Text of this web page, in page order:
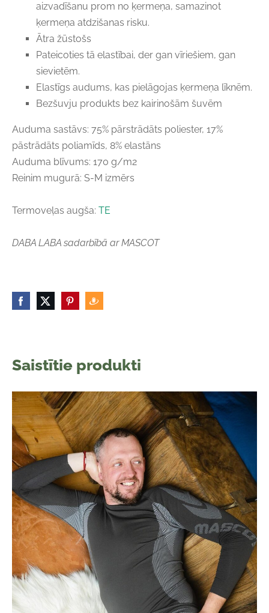
aizvadīšanu prom no ķermeņa, samazinot
ķermeņa atdzišanas risku.
Ātra žūstošs
Pateicoties tā elastībai, der gan vīriešiem, gan
sievietēm.
Elastīgs audums, kas pielāgojas ķermeņa līknēm.
Bezšuvju produkts bez kairinošām šuvēm
Auduma sastāvs: 75% pārstrādāts poliester, 17%
pāstrādāts poliamīds, 8% elastāns
Auduma blīvums: 170 g/m2
Reinim mugurā: S-M izmērs
Termoveļas augša: TE
DABA LABA sadarbībā ar MASCOT
Saistītie produkti